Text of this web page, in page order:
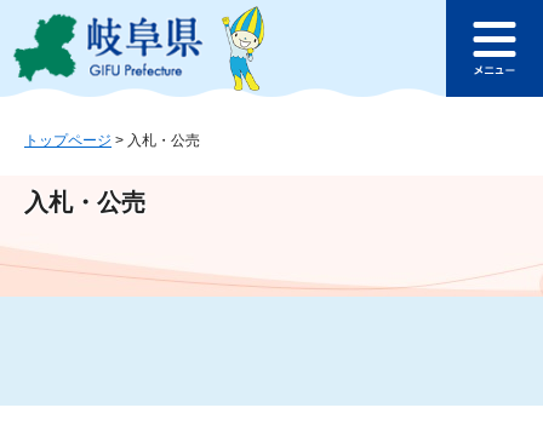
ジ
ュ
文
このページの本文へ
ュ
トップページ > 入札・公売
入札・公売